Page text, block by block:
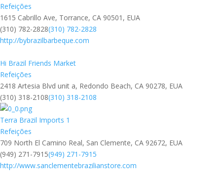
Refeições
1615 Cabrillo Ave, Torrance, CA 90501, EUA
(310) 782-2828(310) 782-2828
http://bybrazilbarbeque.com
Hi Brazil Friends Market
Refeições
2418 Artesia Blvd unit a, Redondo Beach, CA 90278, EUA
(310) 318-2108(310) 318-2108
Terra Brazil Imports 1
Refeições
709 North El Camino Real, San Clemente, CA 92672, EUA
(949) 271-7915(949) 271-7915
http://www.sanclementebrazilianstore.com